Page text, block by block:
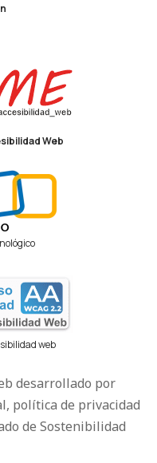
Web
web
desarrollado por
política de privacidad
de Sostenibilidad